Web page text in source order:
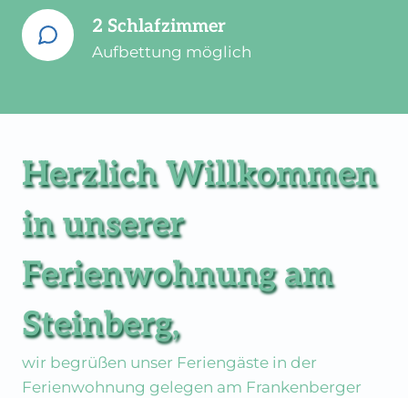
2 Schlafzimmer
Aufbettung möglich
Herzlich Willkommen
in unserer
Ferienwohnung am
Steinberg,
wir begrüßen unser Feriengäste in der
Ferienwohnung gelegen am Frankenberger